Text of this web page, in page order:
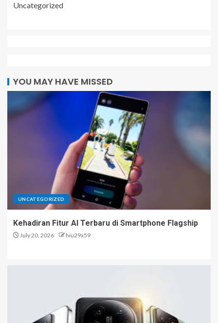
Uncategorized
YOU MAY HAVE MISSED
UNCATEGORIZED
Kehadiran Fitur AI Terbaru di Smartphone Flagship
July 20, 2026 hiu29x59